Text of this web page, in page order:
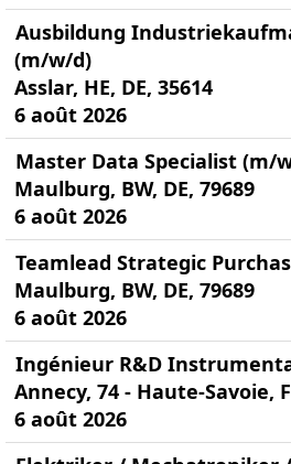
Ausbildung
(m/w/d)
Asslar, HE, DE, 35614
6 août 2026
Master Data Specialist (m/
Maulburg, BW, DE, 79689
6 août 2026
Teamlead Strategic
Maulburg, BW, DE, 79689
6 août 2026
Ingénieur R&D
Annecy, 74 - Haute-Savoie,
6 août 2026